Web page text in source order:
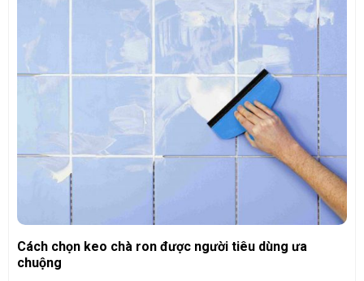
Cách chọn keo chà ron được người tiêu dùng ưa
chuộng